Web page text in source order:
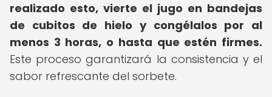
realizado esto, vierte el jugo en bandejas
de cubitos de hielo y congélalos por al
menos 3 horas, o hasta que estén firmes.
Este proceso garantizará la consistencia y el
sabor refrescante del sorbete.